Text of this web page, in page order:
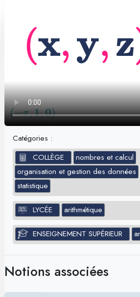
Catégories :
COLLÈGE
nombres et calcul
organisation et gestion des données
statistique
LYCÉE arithmétique
ENSEIGNEMENT SUPÉRIEUR
Notions associées